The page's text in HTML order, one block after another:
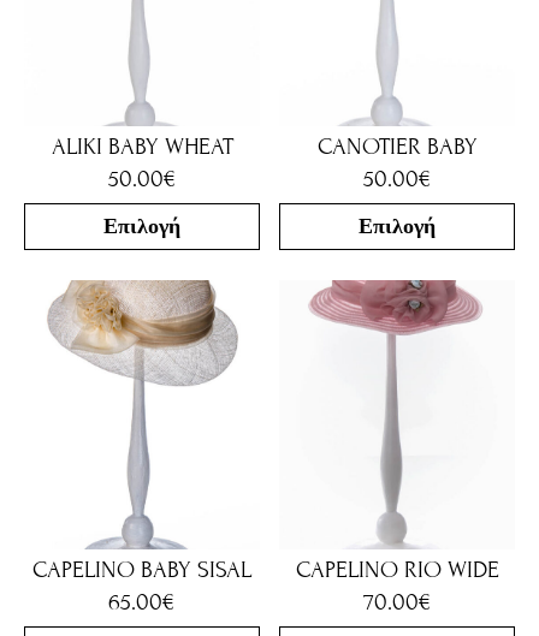
ALIKI BABY WHEAT
50.00€
Επιλογή
CANOTIER BABY
50.00€
Επιλογή
CAPELINO BABY SISAL
65.00€
CAPELINO RIO WIDE
70.00€